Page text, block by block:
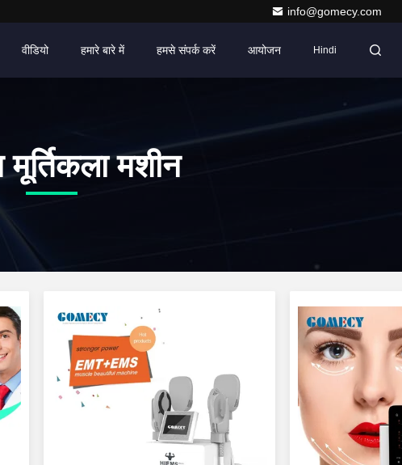
info@gomecy.com
वीडियो हमारे बारे में हमसे संपर्क करें आयोजन Hindi
मशीन